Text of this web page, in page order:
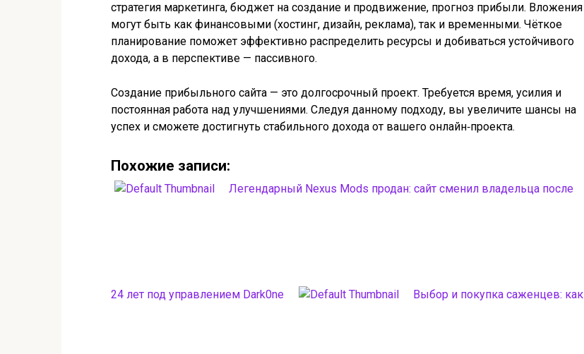
стратегия маркетинга, бюджет на создание и продвижение, прогноз прибыли. Вложения
могут быть как финансовыми (хостинг, дизайн, реклама), так и временными. Чёткое
планирование поможет эффективно распределить ресурсы и добиваться устойчивого
дохода, а в перспективе — пассивного.
Создание прибыльного сайта — это долгосрочный проект. Требуется время, усилия и
постоянная работа над улучшениями. Следуя данному подходу, вы увеличите шансы на
успех и сможете достигнуть стабильного дохода от вашего онлайн‑проекта.
Похожие записи:
Легендарный Nexus Mods продан: сайт сменил владельца после
24 лет под управлением Dark0ne Выбор и покупка саженцев: как